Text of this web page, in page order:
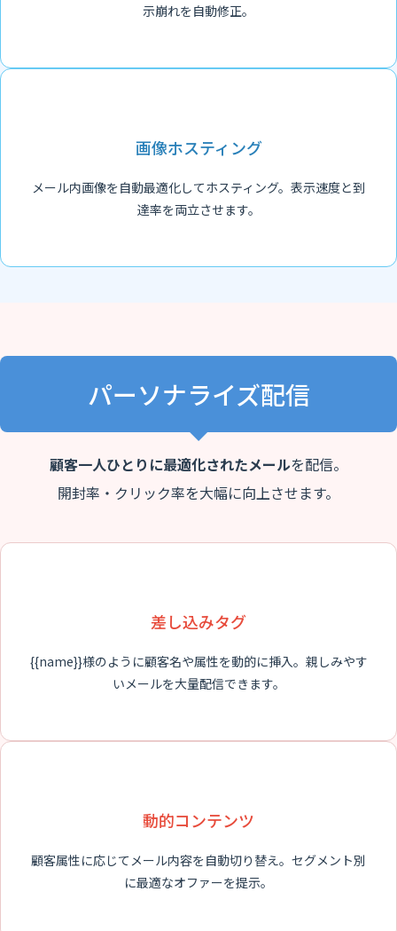
示崩れを自動修正。
画像ホスティング
メール内画像を自動最適化してホスティング。表示速度と到
達率を両立させます。
パーソナライズ配信
顧客一人ひとりに最適化されたメールを配信。
開封率・クリック率を大幅に向上させます。
差し込みタグ
{{name}}様のように顧客名や属性を動的に挿入。親しみやす
いメールを大量配信できます。
動的コンテンツ
顧客属性に応じてメール内容を自動切り替え。セグメント別
に最適なオファーを提示。